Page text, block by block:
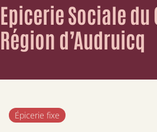
Epicerie Sociale du
Région d’Audruicq
Épicerie fixe